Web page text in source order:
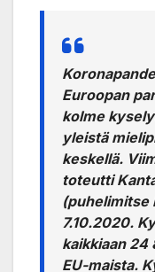
Euroopan
kolme
yleistä
keskellä.
toteutti
(puhelimitse
7.10.2020.
kaikkiaan 24
EU-maista.